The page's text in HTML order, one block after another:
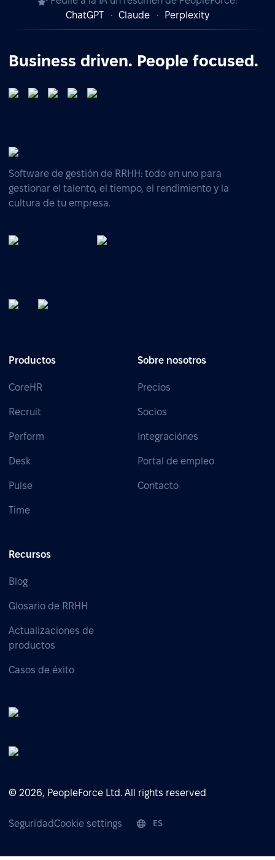
ChatGPT
Claude Perplexity
Business driven. People focused.
Software de gestión de RRHH: todo en uno para
gestionar el talento, el tiempo, el rendimiento y la
cultura de tu empresa.
Productos
CoreHR
Recruit
Perform
Desk
Pulse
Time
Sobre nosotros
Precios
Socios
Integraciónes
Portal de empleo
Contacto
Recursos
Blog
Glosario de RRHH
Actualizaciones de
productos
Casos de éxito
© 2026, PeopleForce Ltd. All rights reserved
SeguridadCookie settings ES